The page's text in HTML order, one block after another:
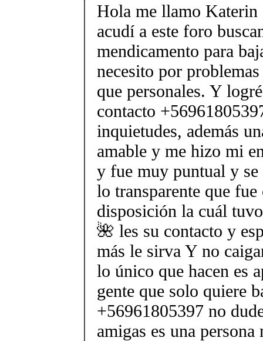
Hola me llamo
acudí a este foro
mendicamento para
necesito por
que personales. Y
contacto
inquietudes, además
amable y me hizo mi
y fue muy puntual y se
lo transparente que
disposición la cuál
🌺 les su contacto y
más le sirva Y no
lo único que hacen es
gente que solo quiere
+56961805397 no
amigas es una